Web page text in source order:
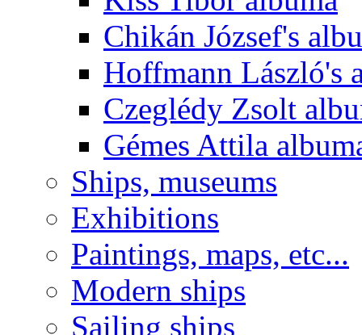
Chikán József's
Hoffmann László's
Czeglédy Zsolt
Gémes Attila
Ships, museums
Exhibitions
Paintings, maps, etc...
Modern ships
Sailing ships